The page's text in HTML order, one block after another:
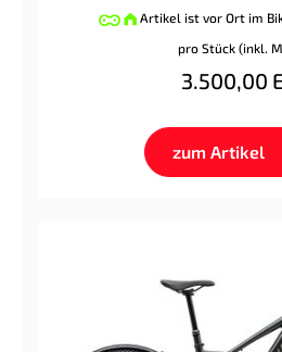
Artikel ist vor Ort im
pro Stück (inkl.
3.500,00
zum Artikel